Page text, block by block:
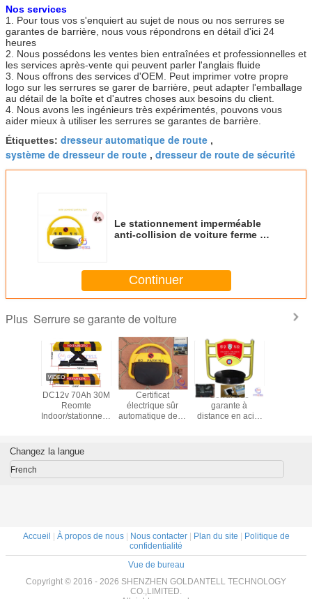
Nos services
1. Pour tous vos s'enquiert au sujet de nous ou nos serrures se
garantes de barrière, nous vous répondrons en détail d'ici 24
heures
2. Nous possédons les ventes bien entraînées et professionnelles et
les services après-vente qui peuvent parler l'anglais fluide
3. Nous offrons des services d'OEM. Peut imprimer votre propre
logo sur les serrures se garer de barrière, peut adapter l'emballage
au détail de la boîte et d'autres choses aux besoins du client.
4. Nous avons les ingénieurs très expérimentés, pouvons vous
aider mieux à utiliser les serrures se garantes de barrière.
Étiquettes: dresseur automatique de route ,
système de dresseur de route , dresseur de route de sécurité
Le stationnement imperméable
anti-collision de voiture ferme à
Continuer
Plus Serrure se garante de voiture
long
DC12v 70Ah 30M
Reomte
Indoor/stationnement
clef 3 à 4 mois de
rechargeable
Certificat
électrique sûr
automatique de la
serrure de boulon
Serrure se
garante à
distance en acier
d'alarme de
serrure
Changez la langue
French
Accueil | À propos de nous| Nous contacter| Plan du site | Politique de
confidentialité
Vue de bureau
Copyright © 2016 - 2026 SHENZHEN GOLDANTELL TECHNOLOGY
CO.,LIMITED.